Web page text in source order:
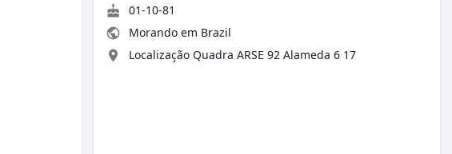
01-10-81
Morando em Brazil
Localização Quadra ARSE 92 Alameda 6 17